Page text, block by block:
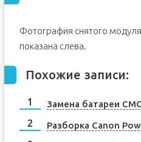
Фотография снятого
показана слева.
Похожие записи:
Замена батареи
Разборка Canon